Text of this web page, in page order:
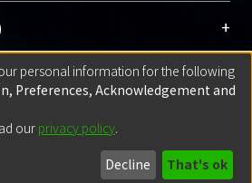
點選深入了解OA）
that the submission is your
that you have the right to
upload.
全文電子檔，可使用
站查詢，以確認出版單位之版權
Guide)
Manual)
Service)
+
計算機中心帳號登入
Account)
號登入(With ORCID)
+
ORCID者，以ID匯入
- Extension maintained and optimized
personal information for the following
Preferences, Acknowledgement and
our privacy policy.
Decline That's ok